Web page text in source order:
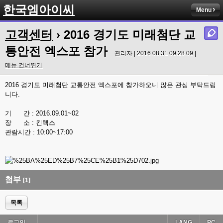
한국엠아이씨 Menu
고객센터 › 2016 경기도 미래첨단 교
통안전 엑스포 참가
관리자 | 2016.08.31 09:28:09 |
메뉴 건너뛰기
2016 경기도 미래첨단 교통안전 엑스포에 참가하오니 많은 관심 부탁드립
니다.
기 간 : 2016.09.01~02
장 소 : 킨텍스
관람시간 : 10:00~17:00
첨부 [1]
목록